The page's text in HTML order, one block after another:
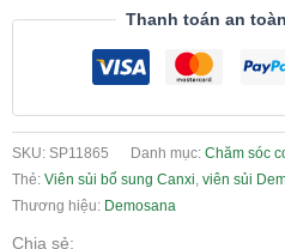
Thanh toán an
SKU: SP11865 Danh mục: Chăm sóc
Thẻ: Viên sủi bổ sung Canxi, viên sủi
Thương hiệu: Demosana
Chia sẻ: